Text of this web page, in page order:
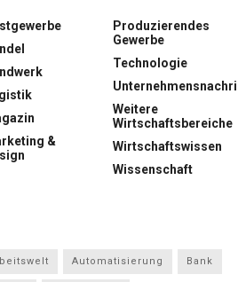
&
Produzierendes
Gewerbe
Technologie
Weitere
Wirtschaftsbereiche
Wirtschaftswissen
Wissenschaft
Automatisierung Bank